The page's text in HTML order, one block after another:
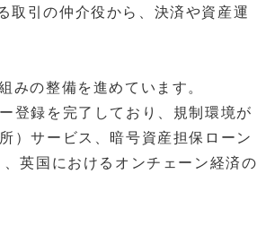
取引の仲介役から、決済や資産運
みの整備を進めています。
登録を完了しており、規制環境が
）サービス、暗号資産担保ローン
英国におけるオンチェーン経済の